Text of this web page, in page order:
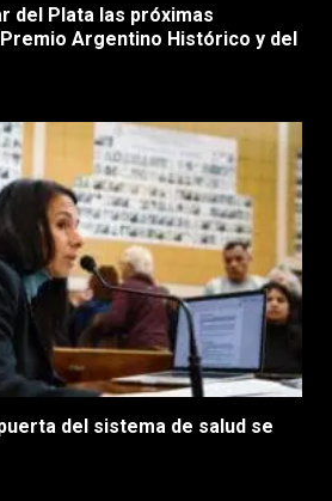
del Plata las próximas
Argentino Histórico y del
del sistema de salud se